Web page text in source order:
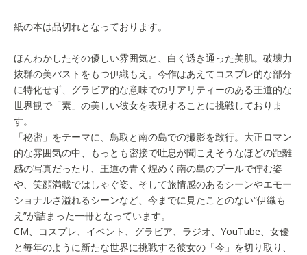
紙の本は品切れとなっております。
ほんわかしたその優しい雰囲気と、白く透き通った美肌。破壊力
抜群の美バストをもつ伊織もえ。今作はあえてコスプレ的な部分
に特化せず、グラビア的な意味でのリアリティーのある王道的な
世界観で「素」の美しい彼女を表現することに挑戦しておりま
す。
「秘密」をテーマに、鳥取と南の島での撮影を敢行。大正ロマン
的な雰囲気の中、もっとも密接で吐息が聞こえそうなほどの距離
感の写真だったり、王道の青く煌めく南の島のプールで佇む姿
や、笑顔満載ではしゃぐ姿、そして旅情感のあるシーンやエモー
ショナルさ溢れるシーンなど、今までに見たことのない“伊織も
え”が詰まった一冊となっています。
CM、コスプレ、イベント、グラビア、ラジオ、YouTube、女優
と毎年のように新たな世界に挑戦する彼女の「今」を切り取り、